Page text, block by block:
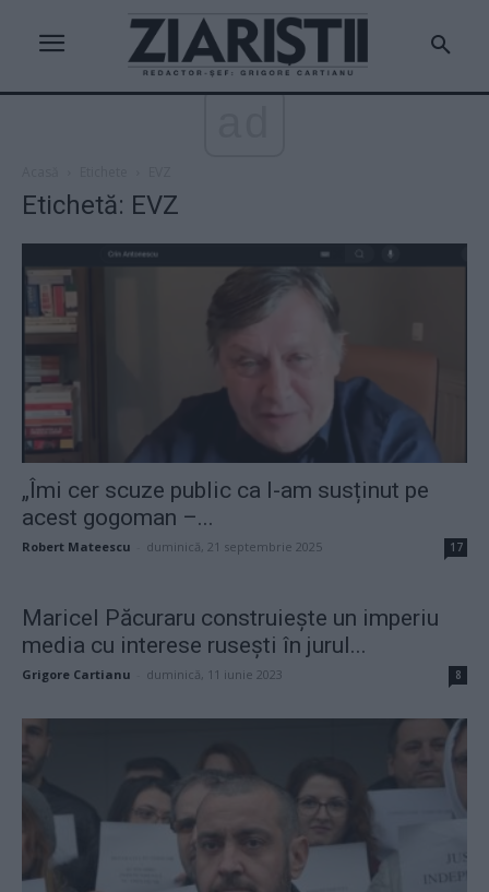
Etichetă: EVZ
„Îmi cer scuze public ca l-am susținut pe
acest gogoman –...
Robert Mateescu duminică, 21 septembrie 2025 17
Maricel Păcuraru construiește un imperiu
media cu interese rusești în jurul...
Grigore Cartianu duminică, 11 iunie 2023 8